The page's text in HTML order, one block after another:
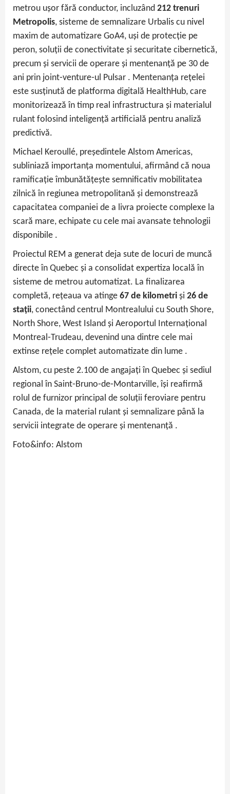
metrou ușor fără conductor, incluzând 212 trenuri
Metropolis, sisteme de semnalizare Urbalis cu nivel
maxim de automatizare GoA4, uși de protecție pe
peron, soluții de conectivitate și securitate cibernetică,
precum și servicii de operare și mentenanță pe 30 de
ani prin joint‑venture‑ul Pulsar . Mentenanța rețelei
este susținută de platforma digitală HealthHub, care
monitorizează în timp real infrastructura și materialul
rulant folosind inteligență artificială pentru analiză
predictivă.
Michael Keroullé, președintele Alstom Americas,
subliniază importanța momentului, afirmând că noua
ramificație îmbunătățește semnificativ mobilitatea
zilnică în regiunea metropolitană și demonstrează
capacitatea companiei de a livra proiecte complexe la
scară mare, echipate cu cele mai avansate tehnologii
disponibile .
Proiectul REM a generat deja sute de locuri de muncă
directe în Quebec și a consolidat expertiza locală în
sisteme de metrou automatizat. La finalizarea
completă, rețeaua va atinge 67 de kilometri și 26 de
stații, conectând centrul Montrealului cu South Shore,
North Shore, West Island și Aeroportul Internațional
Montreal‑Trudeau, devenind una dintre cele mai
extinse rețele complet automatizate din lume .
Alstom, cu peste 2.100 de angajați în Quebec și sediul
regional în Saint‑Bruno‑de‑Montarville, își reafirmă
rolul de furnizor principal de soluții feroviare pentru
Canada, de la material rulant și semnalizare până la
servicii integrate de operare și mentenanță .
Foto&info: Alstom